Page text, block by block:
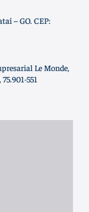
– GO. CEP:
Le Monde,
551